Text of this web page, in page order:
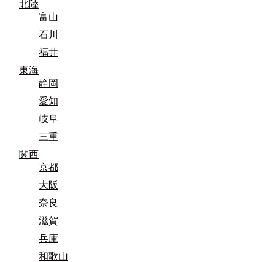
北陸
富山
石川
福井
東海
静岡
愛知
岐阜
三重
関西
京都
大阪
奈良
滋賀
兵庫
和歌山